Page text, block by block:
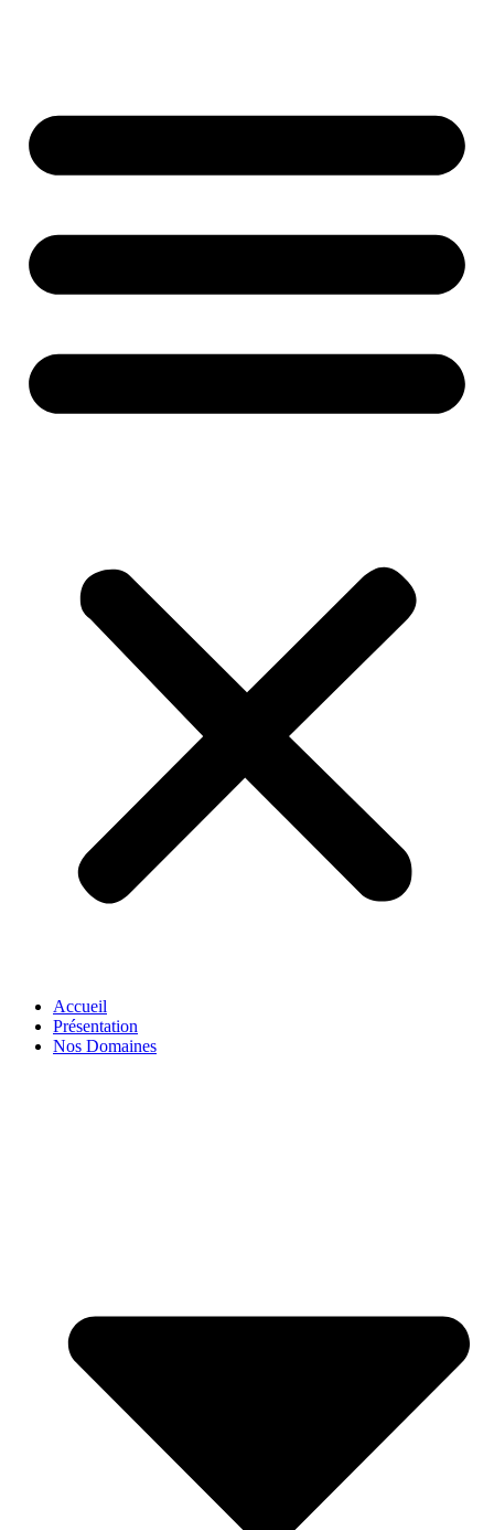
Accueil
Présentation
Nos Domaines